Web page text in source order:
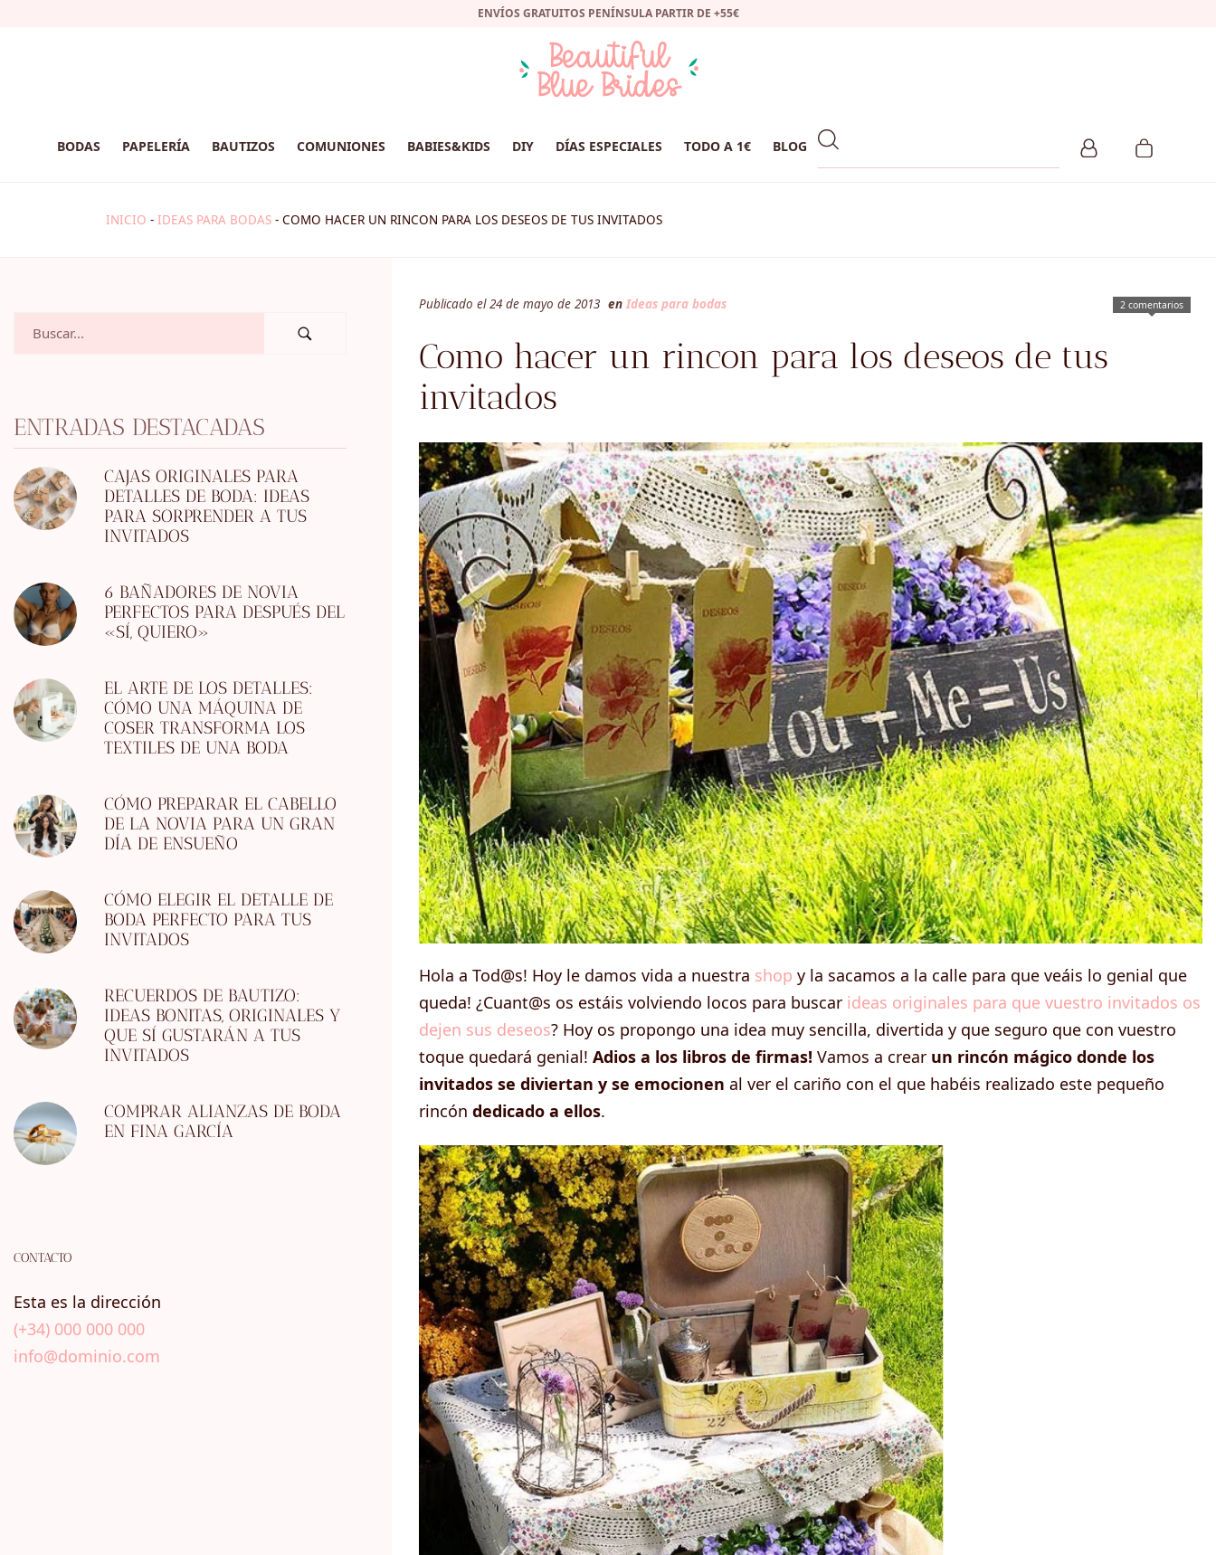
ENVÍOS GRATUITOS PENÍNSULA PARTIR DE +55€
BODAS PAPELERÍA BAUTIZOS COMUNIONES BABIES&KIDS DIY DÍAS ESPECIALES TODO A 1€ BLOG
INICIO - IDEAS PARA BODAS - COMO HACER UN RINCON PARA LOS DESEOS DE TUS INVITADOS
2 comentarios
Publicado el 24 de mayo de 2013 en Ideas para bodas
Como hacer un rincon para los deseos de tus
invitados
Hola a Tod@s! Hoy le damos vida a nuestra shop y la sacamos a la calle para que veáis lo genial que
queda! ¿Cuant@s os estáis volviendo locos para buscar ideas originales para que vuestro invitados os
dejen sus deseos? Hoy os propongo una idea muy sencilla, divertida y que seguro que con vuestro
toque quedará genial! Adios a los libros de firmas! Vamos a crear un rincón mágico donde los
invitados se diviertan y se emocionen al ver el cariño con el que habéis realizado este pequeño
rincón dedicado a ellos.
ENTRADAS DESTACADAS
CAJAS ORIGINALES PARA
DETALLES DE BODA: IDEAS
PARA SORPRENDER A TUS
INVITADOS
6 BAÑADORES DE NOVIA
PERFECTOS PARA DESPUÉS DEL
«SÍ, QUIERO»
EL ARTE DE LOS DETALLES:
CÓMO UNA MÁQUINA DE
COSER TRANSFORMA LOS
TEXTILES DE UNA BODA
CÓMO PREPARAR EL CABELLO
DE LA NOVIA PARA UN GRAN
DÍA DE ENSUEÑO
CÓMO ELEGIR EL DETALLE DE
BODA PERFECTO PARA TUS
INVITADOS
RECUERDOS DE BAUTIZO:
IDEAS BONITAS, ORIGINALES Y
QUE SÍ GUSTARÁN A TUS
INVITADOS
COMPRAR ALIANZAS DE BODA
EN FINA GARCÍA
CONTACTO
Esta es la dirección
(+34) 000 000 000
info@dominio.com